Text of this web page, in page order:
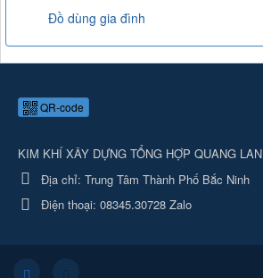
Đồ dùng gia đình
QR-code
KIM KHÍ XÂY DỰNG TỔNG HỢP QUANG LAN
Địa chỉ: Trung Tâm Thành Phố Bắc Ninh
Điện thoại: 08345.30728 Zalo